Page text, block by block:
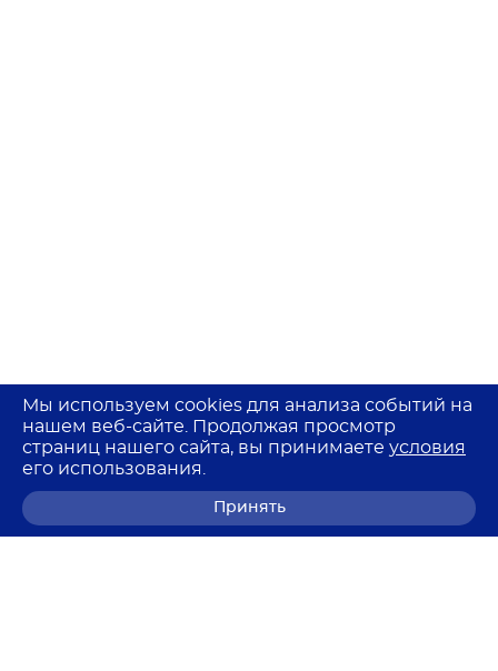
Мы используем cookies для анализа событий на
нашем веб-сайте. Продолжая просмотр
страниц нашего сайта, вы принимаете условия
его использования.
Принять